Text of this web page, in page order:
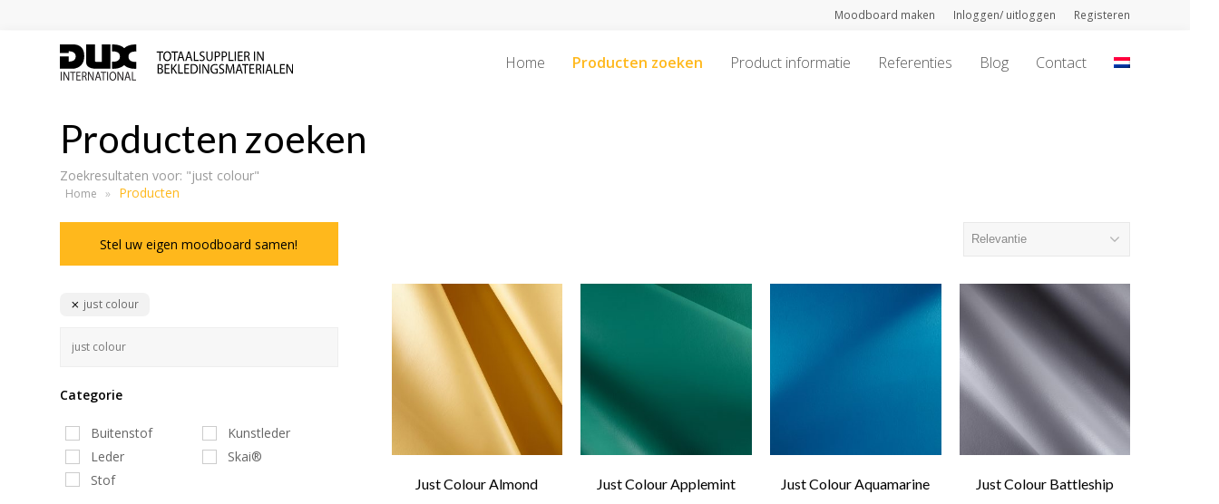
Moodboard maken Inloggen/ uitloggen Registeren
Home Producten zoeken Product informatie Referenties Blog Contact
Producten zoeken
Zoekresultaten voor: "just colour"
Home » Producten
Stel uw eigen moodboard samen!
just colour
Categorie
Buitenstof
Kunstleder
Leder
Skai®
Stof
Just Colour Almond Just Colour Applemint Just Colour Aquamarine Just Colour Battleship